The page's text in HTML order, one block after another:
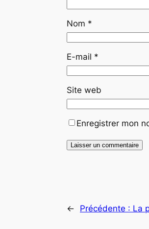
Nom *
E-mail *
Site web
Enregistrer mon
← Précédente : La